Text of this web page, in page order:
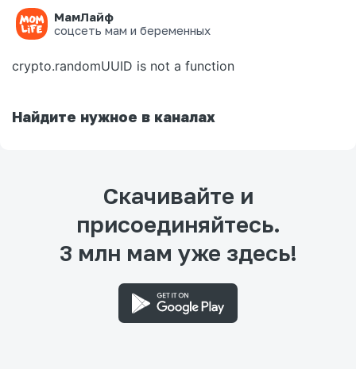
МамЛайф
соцсеть мам и беременных
Ошибка на странице
crypto.randomUUID is not a function
Найдите нужное в каналах
Скачивайте и
присоединяйтесь.
3 млн мам уже здесь!